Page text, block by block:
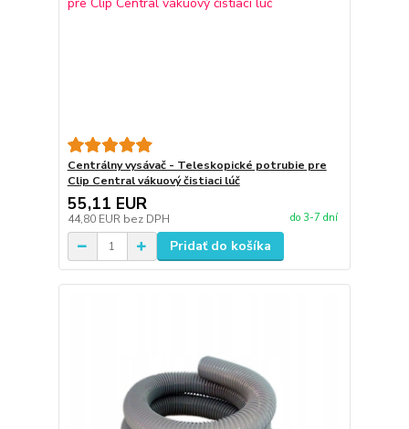
Centrálny vysávač - Teleskopické potrubie pre
Clip Central vákuový čistiaci lúč
55,11 EUR
44,80 EUR bez DPH do 3-7 dní
Pridať do košíka